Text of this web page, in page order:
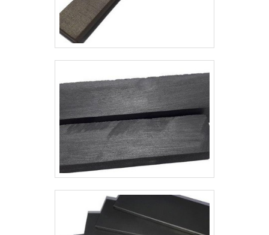
e perfil de borracha com ótima
qualidade e excelente custo-
benefício.Apresentando produtos
de alto padrão, a empresa conta
com profissionais especializados e
instalações modernas e em bom
estado, conquistando então a
confiança de todos.A Kaelved
Indústria e Comércio é uma empresa
que tem sido apontada de forma
positiva no mercado por toda
o sucesso dos clientes de ponta a